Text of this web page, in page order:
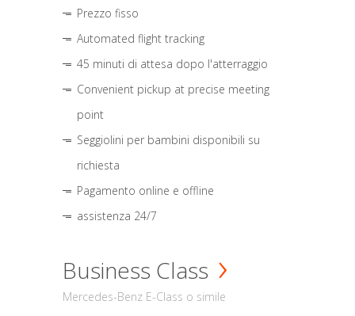
Prezzo fisso
Automated flight tracking
45 minuti di attesa dopo l'atterraggio
Convenient pickup at precise meeting
point
Seggiolini per bambini disponibili su
richiesta
Pagamento online e offline
assistenza 24/7
Business Class
Mercedes-Benz E-Class o simile